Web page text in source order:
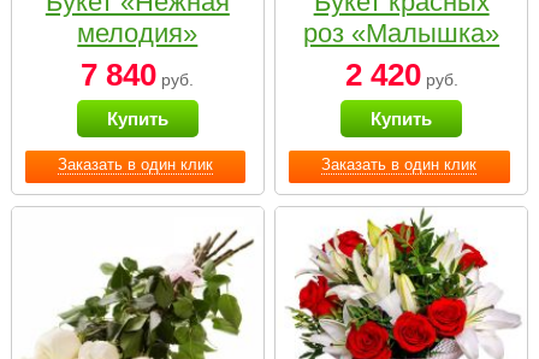
Заказать в один клик
мелодия»
7 840 руб.
Купить
Заказать в один клик
роз «Малышка»
2 420руб.
Купить